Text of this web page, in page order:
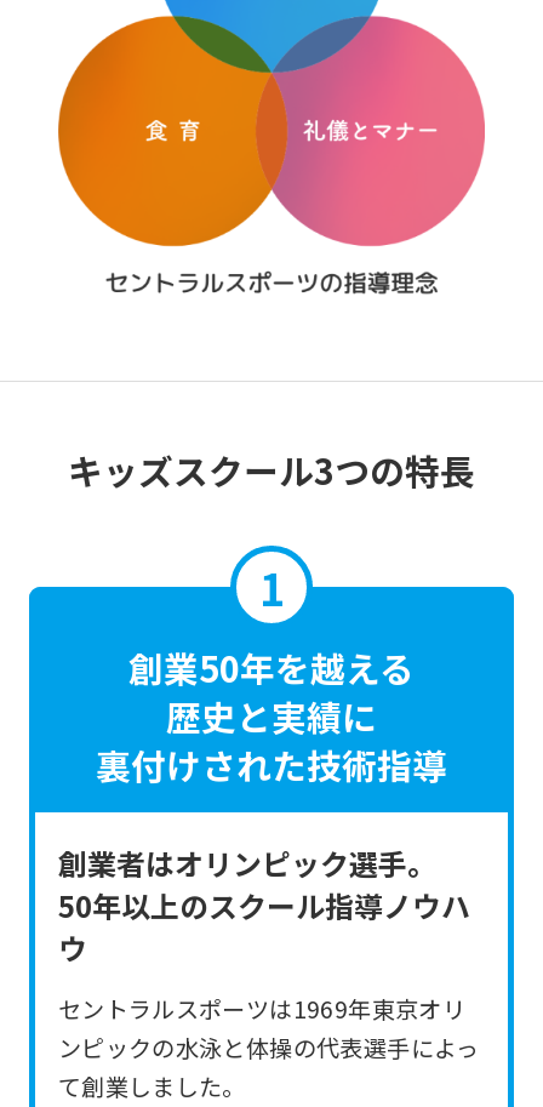
キッズスクール3つの特長
創業50年を越える
歴史と実績に
裏付けされた技術指導
創業者はオリンピック選手。
50年以上のスクール指導ノウハ
ウ
セントラルスポーツは1969年東京オリ
ンピックの水泳と体操の代表選手によっ
て創業しました。